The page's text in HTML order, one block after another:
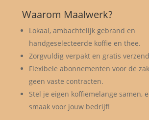
Waarom Maalwerk?
Lokaal, ambachtelijk gebrand en
handgeselecteerde koffie en thee.
Zorgvuldig verpakt en gratis
Flexibele abonnementen voor de
geen vaste contracten.
Stel je eigen koffiemelange samen,
smaak voor jouw bedrijf!